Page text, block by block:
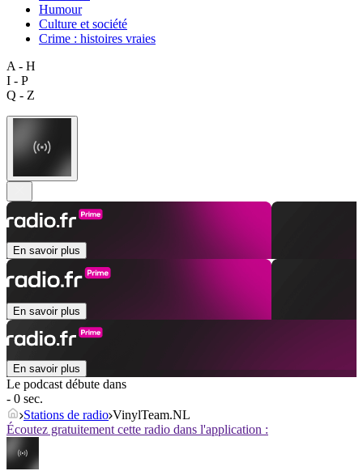
Humour
Culture et société
Crime : histoires vraies
A - H
I - P
Q - Z
En savoir plus
En savoir plus
En savoir plus
Le podcast débute dans
- 0 sec.
Stations de radio VinylTeam.NL
Écoutez gratuitement cette radio dans l'application :